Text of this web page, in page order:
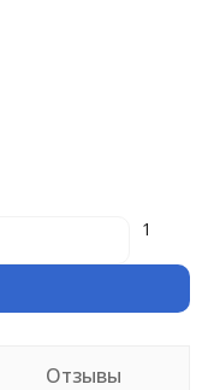
1
Отзывы